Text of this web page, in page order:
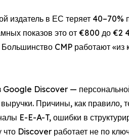
издатель в ЕС теряет
показов это от €800 до
CMP работают «из
Discover —
Причины, как правило,
E-E-A-T, ошибки в
Discover работает не по